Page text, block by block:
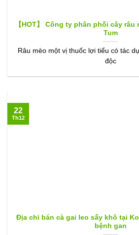
【HOT】 Công ty phân phối cây
Tum
Râu mèo một vị thuốc lợi tiểu có tác
độc
Địa chỉ bán cà gai leo sấy khô tại
bệnh gan
22
Th12